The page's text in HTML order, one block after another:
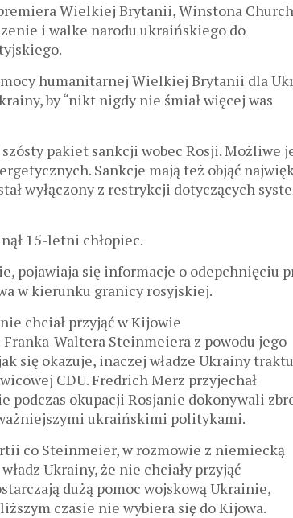
Wielkiej Brytanii, Winstona
i walke narodu ukraińskiego do
humanitarnej Wielkiej Brytanii dla
by “nikt nigdy nie śmiał więcej was
pakiet sankcji wobec Rosji. Możliwe
Sankcje mają też objąć
wyłączony z restrykcji dotyczących
15-letni chłopiec.
pojawiaja się informacje o odepchnięciu
w kierunku granicy rosyjskiej.
chciał przyjąć w Kijowie
Waltera Steinmeiera z powodu jego
się okazuje, inaczej władze Ukrainy
CDU. Fredrich Merz przyjechał
podczas okupacji Rosjanie dokonywali
ukraińskimi politykami.
co Steinmeier, w rozmowie z niemiecką
Ukrainy, że nie chciały przyjąć
dużą pomoc wojskową Ukrainie,
czasie nie wybiera się do Kijowa.